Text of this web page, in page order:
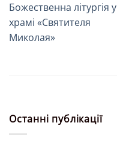
Божественна літургія у
храмі «Святителя
Миколая»
Останні публікації